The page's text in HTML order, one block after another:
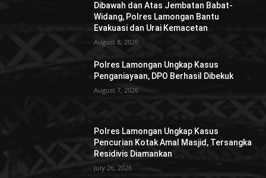
Dibawah dan Atas Jembatan Babat-
Widang, Polres Lamongan Bantu
Evakuasi dan Urai Kemacetan
August 8, 2026
Polres Lamongan Ungkap Kasus
Penganiayaan, DPO Berhasil Dibekuk
August 7, 2026
Polres Lamongan Ungkap Kasus
Pencurian Kotak Amal Masjid, Tersangka
Residivis Diamankan
July 26, 2026